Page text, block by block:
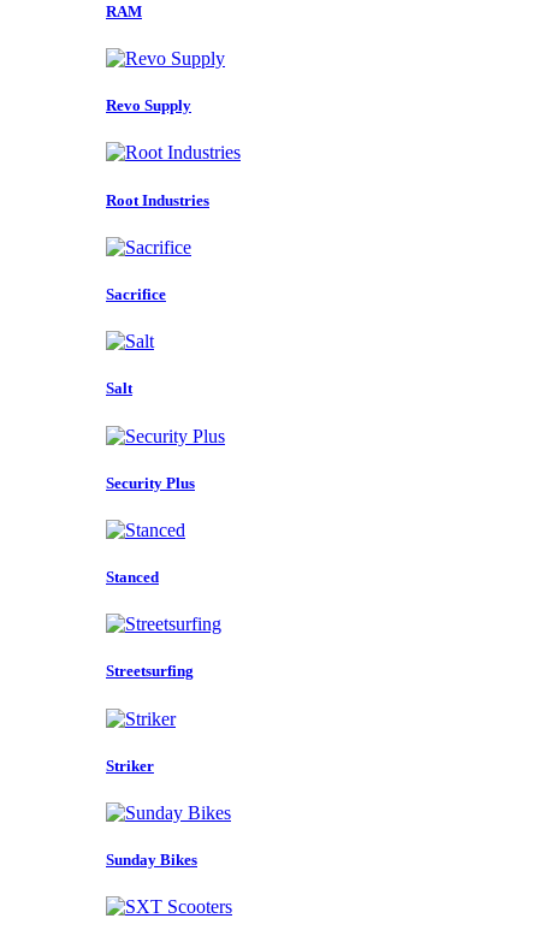
RAM
Revo Supply
Root Industries
Sacrifice
Salt
Security Plus
Stanced
Streetsurfing
Striker
Sunday Bikes